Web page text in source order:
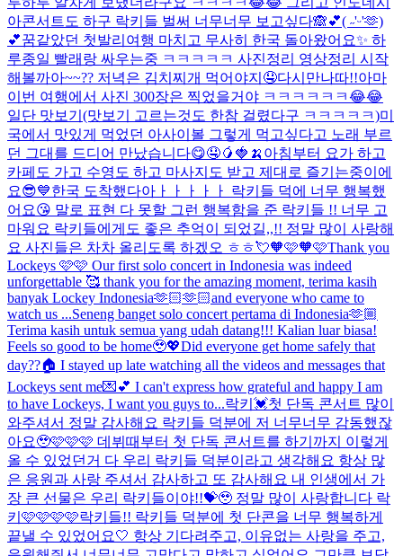
아콘서트도 하구 락키들 벌써 너무너무 보고싶다🙈💕( ˶'ᵕ'🫶)
💕꿈같았던 첫발리여행 마치고 무사히 한국 돌아왔어요✨ 하
루종일 빨래랑 싸우는중 ㅋㅋㅋㅋㅋ 사진정리 영상정리 시작
해볼까아~~?? 저녁은 김치찌개 먹어야지🤤다시만나따!!아마
이번 여행에서 사진 300장은 찍었을거야 ㅋㅋㅋㅋㅋㅋ😂😂
일단 맛보기(맛보기 고르는것도 한참 걸렸다구 ㅋㅋㅋㅋㅋ)미
국에서 맛있게 먹었던 아사이볼 그렇게 먹고싶다고 노래 부르
던 그대를 드디어 만났습니다😋🤤🥭🍓🍌 아침부터 요가 하고
카페도 가고 수영도 하고 마사지도 받고 제대로 즐기는중이에
요😎💙한국 도착했다아ㅏㅏㅏㅏㅏ 락키들 덕에 너무 행복했
어요😘 말로 표현 다 못할 그런 행복함을 준 락키들 !! 너무 고
마워요 락키들에게도 좋은 추억이 되었길,,!! 정말 많이 사랑해
요 사진들은 차차 올리도록 하겠오 ㅎㅎ💘🧡🩷🧡🩷Thank you
Lockeys 🩷🩷 Our first solo concert in Indonesia was indeed
unforgettable 🥰 thank you for the amazing moment, terima kasih
banyak Lockey Indonesia🫶🏻🫶🏻and everyone who came to
watch us ...Seneng banget solo concert pertama di Indonesia🫶🏼
Terima kasih untuk semua yang udah datang!!! Kalian luar biasa!
Feels so good to be home🥹💖Did everyone get home safely that
day??🏠 I stayed up late watching all the videos and messages that
Lockeys sent me💌💕 I can't express how grateful and happy I am
to have Lockeys, I want you guys to...락키💓첫 단독 콘서트 많이
와주셔서 정말 감사해요 락키들 덕분에 저 너무너무 감동했잖
아요🥹🩷🩷🩷 데뷔때부터 첫 단독 콘서트를 하기까지 이렇게
올 수 있었던거 다 우리 락키들 덕분이라고 생각해요 항상 많
은 응원과 사랑 주셔서 감사하고 또 감사해요 내 인생에서 가
장 큰 선물은 우리 락키들이야!!💝🥹 정말 많이 사랑합니다 락
키🩷🩷🩷🩷락키들!! 락키들 덕분에 첫 단콘을 너무 행복하게
끝낼 수 있었어요🤍 항상 기다려주고, 이유없는 사랑을 주고,